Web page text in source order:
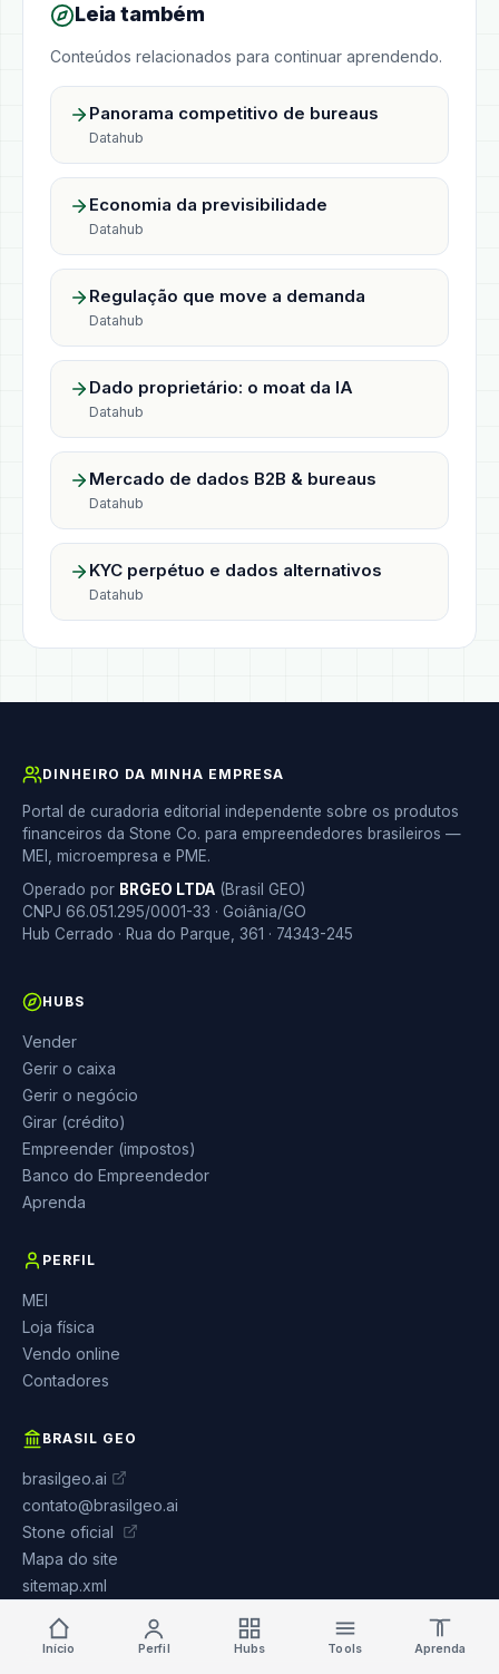
Leia também
Conteúdos relacionados para continuar aprendendo.
Panorama competitivo de bureaus
Datahub
Economia da previsibilidade
Datahub
Regulação que move a demanda
Datahub
Dado proprietário: o moat da IA
Datahub
Mercado de dados B2B & bureaus
Datahub
KYC perpétuo e dados alternativos
Datahub
DINHEIRO DA MINHA EMPRESA
Portal de curadoria editorial independente sobre os produtos
financeiros da Stone Co. para empreendedores brasileiros —
MEI, microempresa e PME.
Operado por BRGEO LTDA (Brasil GEO)
CNPJ 66.051.295/0001-33 · Goiânia/GO
Hub Cerrado · Rua do Parque, 361 · 74343-245
HUBS
Vender
Gerir o caixa
Gerir o negócio
Girar (crédito)
Empreender (impostos)
Banco do Empreendedor
Aprenda
PERFIL
MEI
Loja física
Vendo online
Contadores
BRASIL GEO
brasilgeo.ai
contato@brasilgeo.ai
Stone oficial
Mapa do site
sitemap.xml
Início Perfil Hubs Tools Aprenda